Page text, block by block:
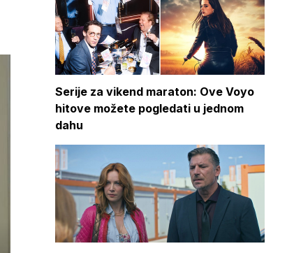
Serije za vikend maraton: Ove Voyo
hitove možete pogledati u jednom
dahu